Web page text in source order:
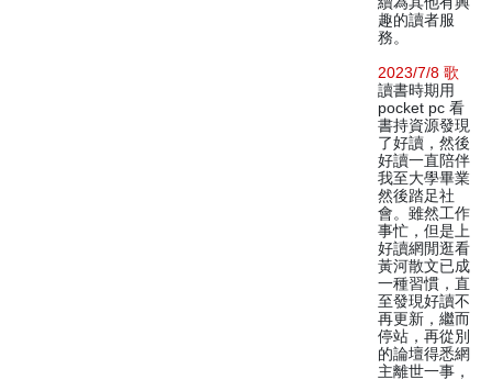
趣的讀者服
務。
2023/7/8 歌
讀書時期用
pocket pc 看
書持資源發現
了好讀，然後
好讀一直陪伴
我至大學畢業
然後踏足社
會。雖然工作
事忙，但是上
好讀網閒逛看
黃河散文已成
一種習慣，直
至發現好讀不
再更新，繼而
停站，再從別
的論壇得悉網
主離世一事，